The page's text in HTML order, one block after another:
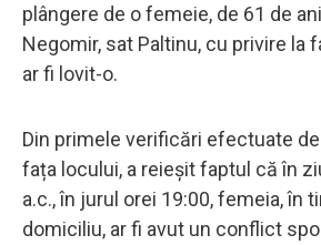
plângere de o femeie, de 61 de
Negomir, sat Paltinu, cu privire la
ar fi lovit-o.
Din primele verificări efectuate
fața locului, a reieșit faptul că în
a.c., în jurul orei 19:00, femeia, în
domiciliu, ar fi avut un conflict